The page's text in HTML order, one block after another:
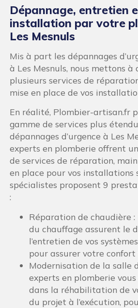
Dépannage, entretien
installation par votre
Les Mesnuls
Mis à part les dépannages
à Les Mesnuls, nous mettons à
plusieurs services de
mise en place de vos
En réalité, Plombier-artisan.fr
gamme de services plus
dépannages d’urgence à Les
experts en plomberie offrent
de services de réparation,
en place pour vos installations
spécialistes proposent 9
:
Réparation de chaudière :
du chauffage assurent le
l’entretien de vos
pour assurer votre
Modernisation de la salle
experts en plomberie
dans la réhabilitation de
du projet à l’exécution,